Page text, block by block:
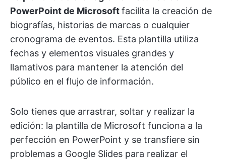
PowerPoint de Microsoftfacilita la creación de
biografías, historias de marcas o cualquier
cronograma de eventos. Esta plantilla utiliza
fechas y elementos visuales grandes y
llamativos para mantener la atención del
público en el flujo de información.
Solo tienes que arrastrar, soltar y realizar la
edición: la plantilla de Microsoft funciona a la
perfección en PowerPoint y se transfiere sin
problemas a Google Slides para realizar el